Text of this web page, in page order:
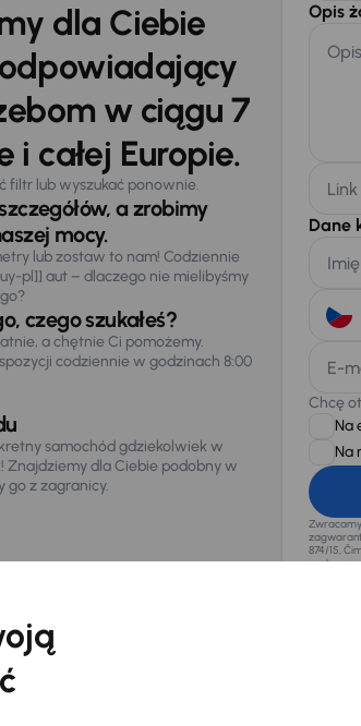
dla Ciebie
w ciągu 7
i całej Europie.
filtr lub wyszukać ponownie.
a zrobimy
mocy.
lub zostaw to nam! Codziennie
pl]] aut – dlaczego nie mielibyśmy
czego szukałeś?
a chętnie Ci pomożemy.
codziennie w godzinach 8:00
samochód gdziekolwiek w
Znajdziemy dla Ciebie podobny w
go z zagranicy.
Opis
Dane
E-
Chcę
Na
Na
874/15,
osobowe